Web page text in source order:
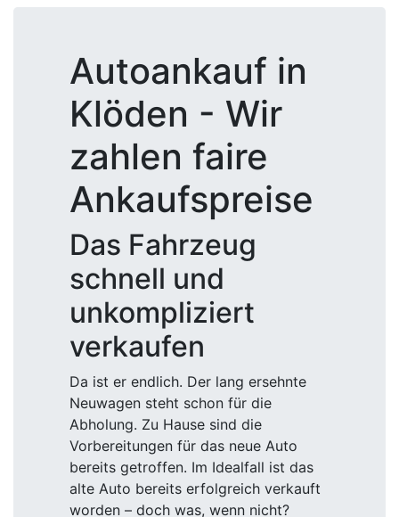
Autoankauf in
Klöden - Wir
zahlen faire
Ankaufspreise
Das Fahrzeug
schnell und
unkompliziert
verkaufen
Da ist er endlich. Der lang ersehnte
Neuwagen steht schon für die
Abholung. Zu Hause sind die
Vorbereitungen für das neue Auto
bereits getroffen. Im Idealfall ist das
alte Auto bereits erfolgreich verkauft
worden – doch was, wenn nicht?